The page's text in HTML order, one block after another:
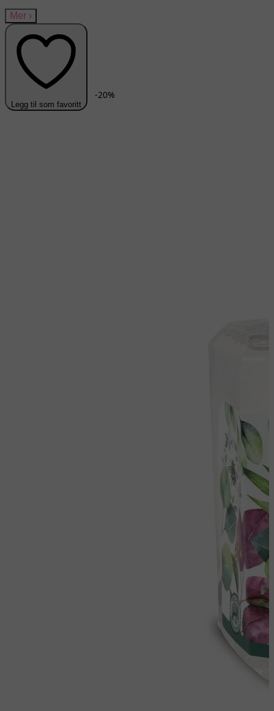
Mer ›
Legg til som favoritt
-20%